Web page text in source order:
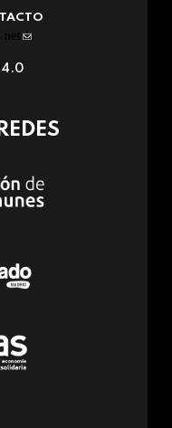
(link
e-
4.0